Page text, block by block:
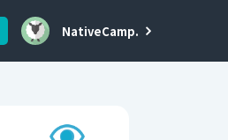
NativeCamp.